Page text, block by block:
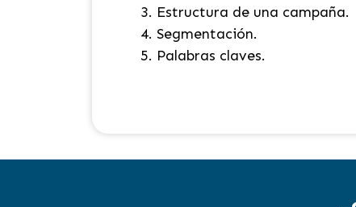
Estructura de una campaña.
Segmentación.
Palabras claves.